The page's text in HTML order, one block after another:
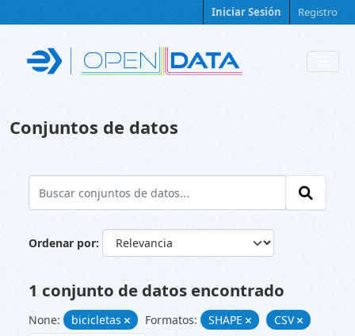
Iniciar Sesión Registro
Conjuntos de datos
Ordenar por
1 conjunto de datos encontrado
None: bicicletas Formatos: SHAPE
CSV